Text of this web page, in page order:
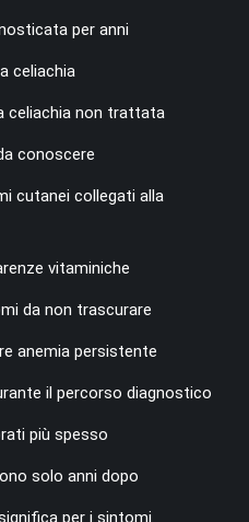
per anni
celiachia
celiachia non trattata
conoscere
cutanei collegati alla
vitaminiche
da non trascurare
anemia persistente
il percorso diagnostico
più spesso
solo anni dopo
per i sintomi